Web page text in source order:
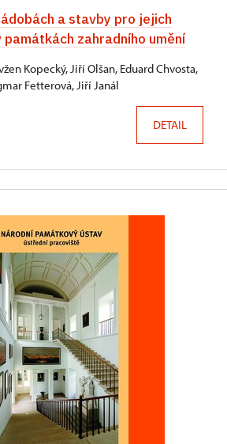
a stavby pro jejich
zahradního umění
Kopecký, Jiří Olšan, Eduard Chvosta,
Fetterová, Jiří Janál
DETAIL